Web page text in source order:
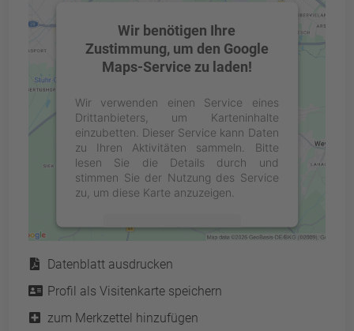
Wir benötigen Ihre
Zustimmung, um den Google
Maps-Service zu laden!
Wir verwenden einen Service eines
Drittanbieters, um Karteninhalte
einzubetten. Dieser Service kann Daten
zu Ihren Aktivitäten sammeln. Bitte
lesen Sie die Details durch und
stimmen Sie der Nutzung des Service
zu, um diese Karte anzuzeigen.
Mehr Informationen
Akzeptieren
powered by Usercentrics Consent
Management Platform
Service
Datenblatt ausdrucken
Profil als Visitenkarte speichern
zum Merkzettel hinzufügen